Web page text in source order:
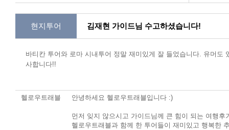
현지투어 김재현 가이드님 수고하셨습니다!
바티칸 투어와 로마 시내투어 정말 재미있게 잘 들었습니다. 유머
사합니다!!
헬로우트래블 안녕하세요 헬로우트래블입니다 :)
먼저 잊지 않으시고 가이드님께 큰 힘이 되는 여행
헬로우트래블과 함께 한 투어들이 재미있고 행복한